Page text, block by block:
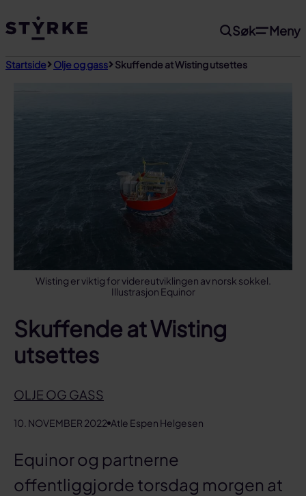
til
Søk Meny
Startside Olje og gass Skuffende at Wisting utsettes
Wisting er viktig for videreutviklingen av norsk sokkel.
Illustrasjon Equinor
Skuffende at Wisting
utsettes
OLJE OG GASS
10. NOVEMBER 2022 Atle Espen Helgesen
Equinor og partnerne
offentliggjorde torsdag morgen at